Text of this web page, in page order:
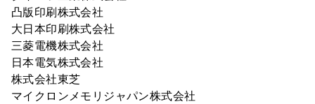
凸版印刷株式会社
大日本印刷株式会社
三菱電機株式会社
日本電気株式会社
株式会社東芝
マイクロンメモリジャパン株式会社